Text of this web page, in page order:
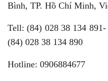
Bình, TP. Hồ Chí Minh,
Tell: (84) 028 38
(84) 028 38 134 890
Hotline: 0906884677